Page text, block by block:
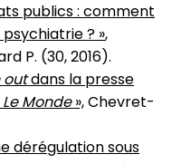
publics : comment
? »,
P. (30, 2016).
outdans la presse
Le Monde»,Chevret-
dérégulation sous